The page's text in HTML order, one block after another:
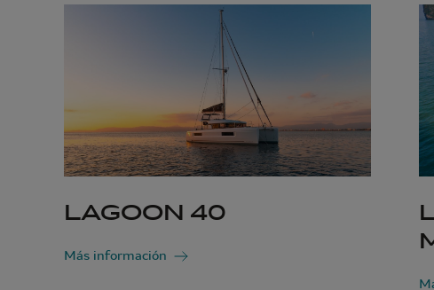
LAGOON 40
Más información